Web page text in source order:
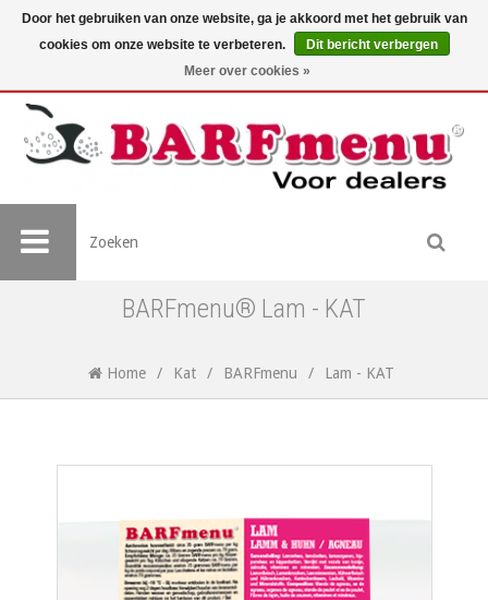
BARFmenu® Lam - KAT
Home / Kat / BARFmenu / Lam - KAT
Door het gebruiken van onze website, ga je akkoord met het gebruik van
cookies om onze website te verbeteren.
Dit bericht verbergen
Meer over cookies »